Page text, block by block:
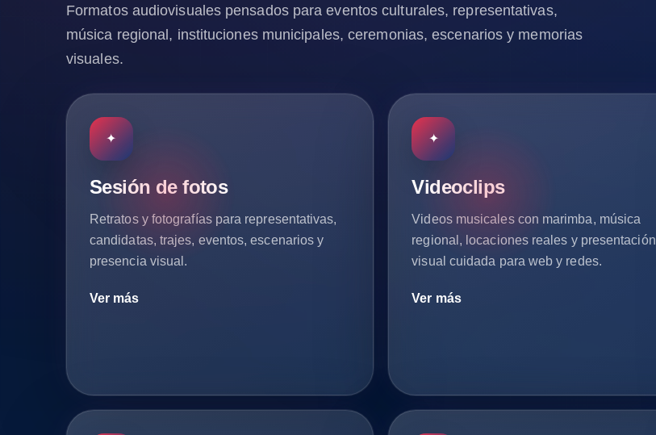
Formatos audiovisuales pensados para eventos culturales, representativas,
música regional, instituciones municipales, ceremonias, escenarios y memorias
visuales.
✦
Sesión de fotos
Retratos y fotografías para representativas,
candidatas, trajes, eventos, escenarios y
presencia visual.
Ver más
✦
Videoclips
Videos musicales con marimba, música
regional, locaciones reales y presentación
visual cuidada para web y redes.
Ver más